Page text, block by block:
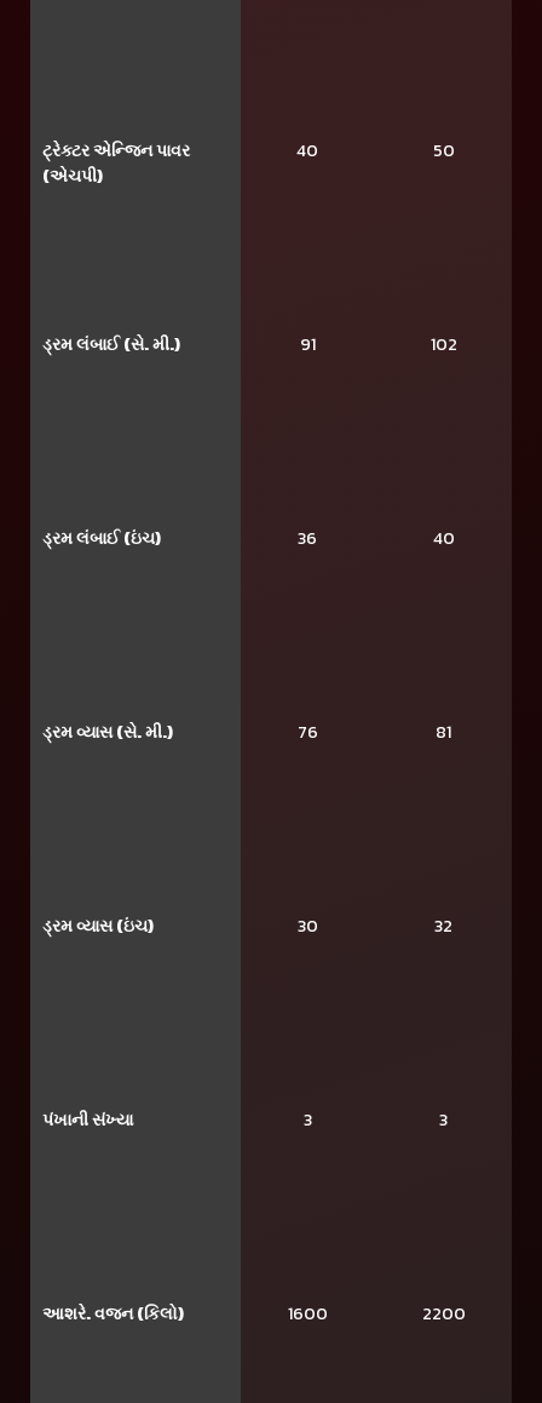
ટ્રેક્ટર એન્જિન પાવર
(એચપી)
ડ્રમ લંબાઈ (સે. મી.)
ડ્રમ લંબાઈ (ઇંચ)
ડ્રમ વ્યાસ (સે. મી.)
ડ્રમ વ્યાસ (ઇંચ)
પંખાની સંખ્યા
આશરે. વજન (કિલો)
40
91
36
76
30
3
1600
50
102
40
81
32
3
2200